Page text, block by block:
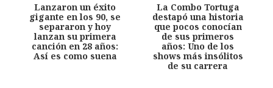
Lanzaron un éxito
gigante en los 90, se
separaron y hoy
lanzan su primera
canción en 28 años:
Así es como suena
La Combo Tortuga
destapó una historia
que pocos conocían
de sus primeros
años: Uno de los
shows más insólitos
de su carrera